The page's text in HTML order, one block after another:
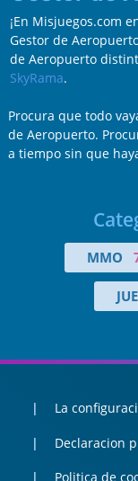
¡En Misjuegos.com
Gestor de
de Aeropuerto
SkyRama.
Procura que todo
de Aeropuerto.
a tiempo sin que
MMO
La
Declaracion
Politica de